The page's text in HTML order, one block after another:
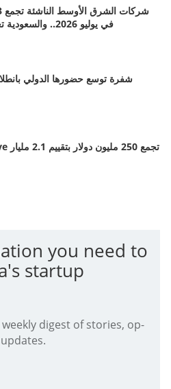
في يوليو 2026.. والسعودية تعود إلى الصدارة
شفرة توسع حضورها الدولي
you need to
startup
digest of stories, op-